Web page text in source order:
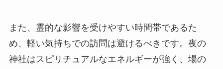
また、霊的な影響を受けやすい時間帯であるた
め、軽い気持ちでの訪問は避けるべきです。夜の
神社はスピリチュアルなエネルギーが強く、場の